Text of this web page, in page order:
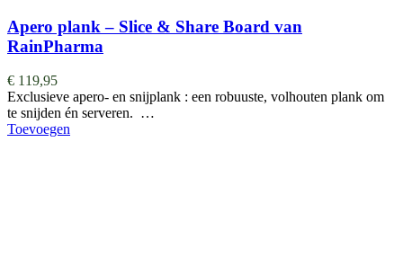
Apero plank – Slice & Share Board van
RainPharma
€ 119,95
Exclusieve apero- en snijplank : een robuuste, volhouten plank om
te snijden én serveren. …
Toevoegen